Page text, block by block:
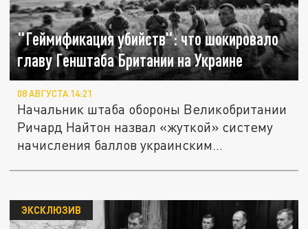
"Геймификация убийств": что шокировало
главу Генштаба Британии на Украине
08 АВГУСТА 14:21
Начальник штаба обороны Великобритании
Ричард Найтон назвал «жуткой» систему
начисления баллов украинским...
ЭКСКЛЮЗИВ